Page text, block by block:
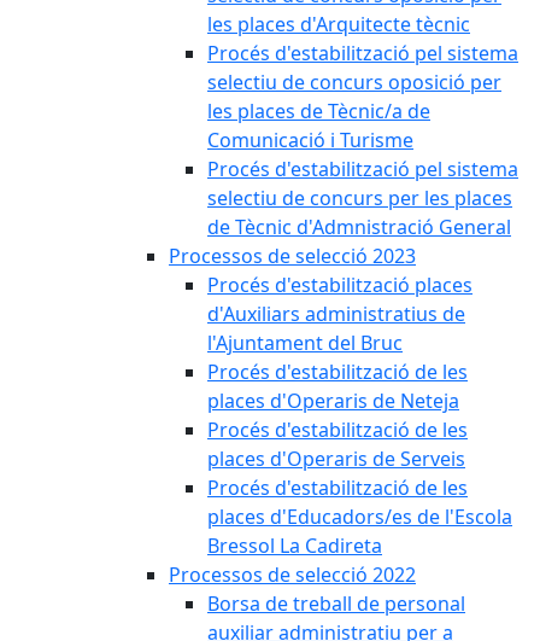
les places d'Arquitecte tècnic
Procés d'estabilització pel sistema
selectiu de concurs oposició per
les places de Tècnic/a de
Comunicació i Turisme
Procés d'estabilització pel sistema
selectiu de concurs per les places
de Tècnic d'Admnistració General
Processos de selecció 2023
Procés d'estabilització places
d'Auxiliars administratius de
l'Ajuntament del Bruc
Procés d'estabilització de les
places d'Operaris de Neteja
Procés d'estabilització de les
places d'Operaris de Serveis
Procés d'estabilització de les
places d'Educadors/es de l'Escola
Bressol La Cadireta
Processos de selecció 2022
Borsa de treball de personal
auxiliar administratiu per a